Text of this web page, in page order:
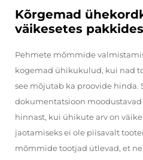
Kõrgemad
väikesetes pakkides
Pehmete mõmmide
kogemad ühikukulud, kui nad
see mõjutab ka proovide hinda.
dokumentatsioon moodustavad
hinnast, kui ühikute arv on
jaotamiseks ei ole piisavalt
mõmmide tootjad ütlevad, et